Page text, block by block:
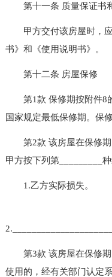
第十一条 质量保证书
甲方交付该房屋时，应
书》和《使用说明书》。
第十二条 房屋保修
第1款 保修期按附件8
国家规定最低保修期。保
第2款 该房屋在保修期
甲方按下列第_________
1.乙方实际损失。
第3款 该房屋在保修期
使用的，经有关部门认定